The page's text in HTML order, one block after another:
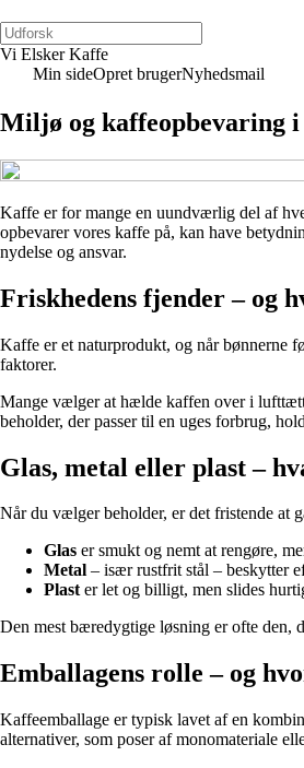
Vi Elsker Kaffe
Min sideOpret brugerNyhedsmail
Miljø og kaffeopbevaring i
Kaffe er for mange en uundværlig del af
opbevarer vores kaffe på, kan have
nydelse og ansvar.
Friskhedens fjender – og
Kaffe er et naturprodukt, og når bønnerne
faktorer.
Mange vælger at hælde kaffen over i
beholder, der passer til en uges forbrug,
Glas, metal eller plast –
Når du vælger beholder, er det fristende at
Glas er smukt og nemt at rengøre,
Metal – især rustfrit stål – beskytter
Plaster let og billigt, men slides
Den mest bæredygtige løsning er ofte den,
Emballagens rolle – og
Kaffeemballage er typisk lavet af en
alternativer, som poser af monomateriale